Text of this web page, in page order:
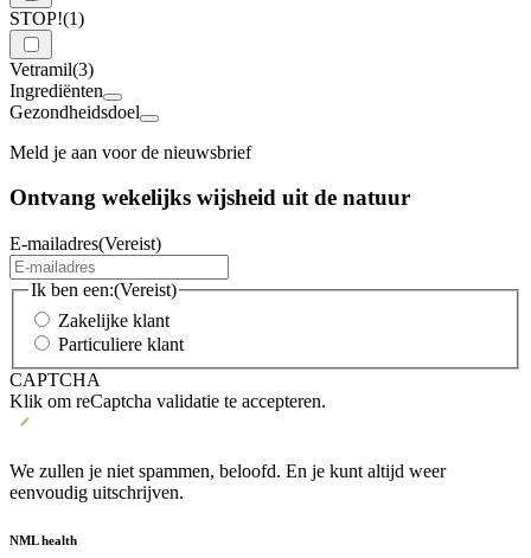
STOP!(1)
Vetramil(3)
Ingrediënten
Gezondheidsdoel
Meld je aan voor de nieuwsbrief
Ontvang wekelijks wijsheid uit de natuur
E-mailadres(Vereist)
Ik ben een:(Vereist)
Zakelijke klant
Particuliere klant
CAPTCHA
Klik om reCaptcha validatie te accepteren.
We zullen je niet spammen, beloofd. En je kunt altijd weer
eenvoudig uitschrijven.
NML health